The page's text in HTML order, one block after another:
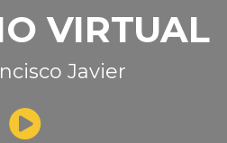
VIRTUAL
Javier